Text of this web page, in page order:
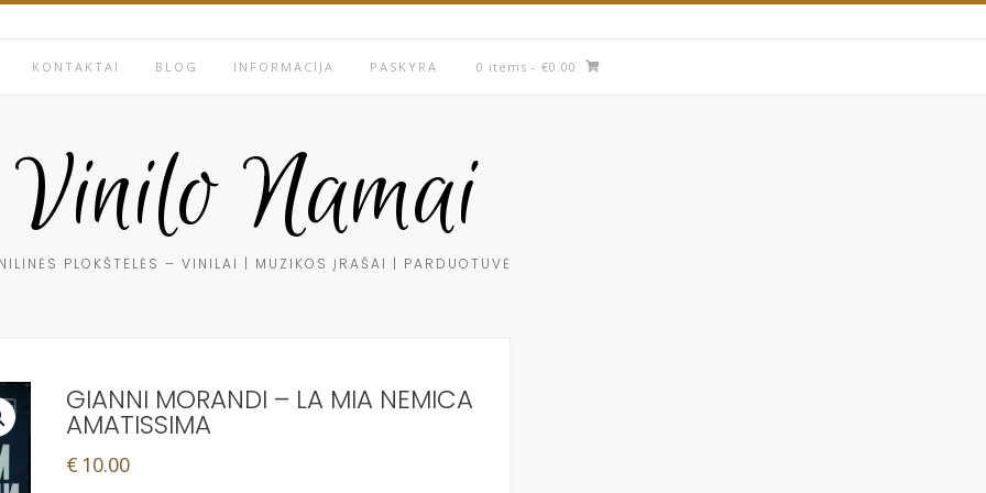
KONTAKTAI BLOG INFORMACIJA PASKYRA 0 items - €0.00
Vinilo Namai
PLOKŠTELĖS – VINILAI | MUZIKOS ĮRAŠAI | PARDUOTUVĖ
GIANNI MORANDI – LA MIA NEMICA
AMATISSIMA
€ 10.00